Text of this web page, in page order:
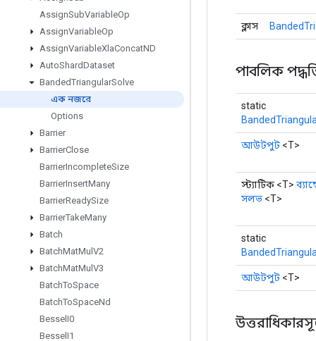
AssignSubVariableOp
AssignVariableOp
AssignVariableXlaConcatND
AutoShardDataset
BandedTriangularSolve
এক নজরে
Options
Barrier
BarrierClose
BarrierIncompleteSize
BarrierInsertMany
BarrierReadySize
BarrierTakeMany
Batch
BatchMatMul V2
BatchMatMul V3
BatchToSpace
BatchToSpaceNd
Bessel I0
Bessel I1
ক্লাস
পাবলিক
static
আউটপুট <T>
স্ট্যাটিক <T>
সলভ <T>
static
আউটপুট <T>